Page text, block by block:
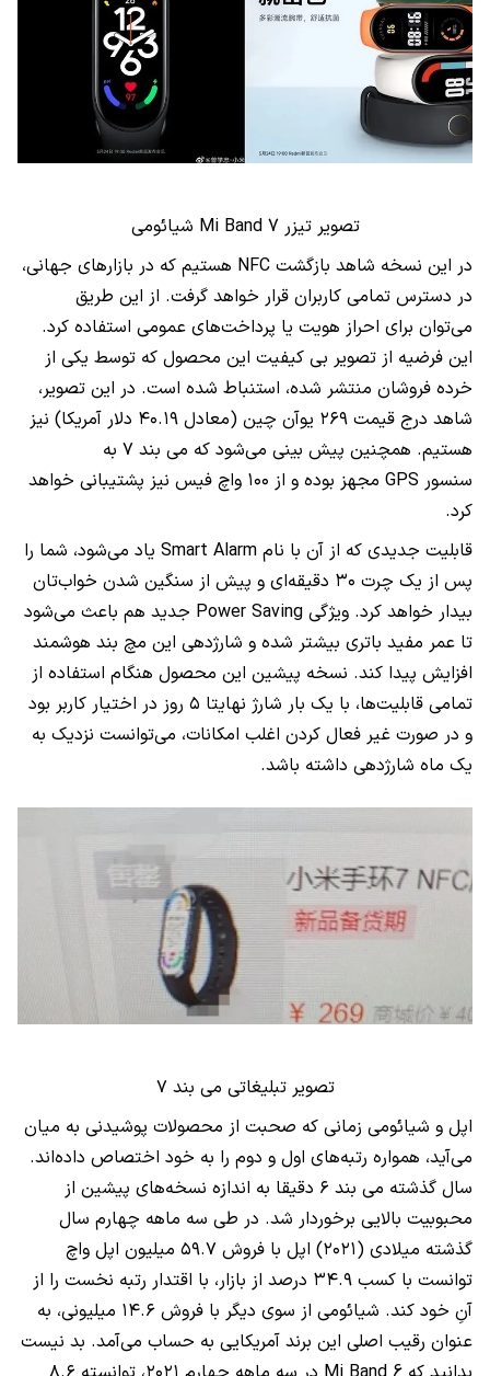
تصویر تیزرMi Band 7 شیائومی
در این نسخه شاهد بازگشت NFC هستیم که در بازارهای جهانی،
در دسترس تمامی کاربران قرار خواهد گرفت. از این طریق
می‌توان برای احراز هویت یا پرداخت‌های عمومی استفاده کرد.
این فرضیه از تصویر بی کیفیت این محصول که توسط یکی از
خرده فروشان منتشر شده، استنباط شده است. در این تصویر،
شاهد درج قیمت ۲۶۹ یوآن چین (معادل ۴۰.۱۹ دلار آمریکا) نیز
هستیم. همچنین پیش بینی می‌شود که می بند ۷ به
سنسور GPS
مجهز بوده و از ۱۰۰ واچ فیس نیز پشتیبانی خواهد
کرد.
قابلیت جدیدی که از آن با نام Smart Alarm یاد می‌شود، شما را
پس از یک چرت ۳۰ دقیقه‌ای و پیش از سنگین شدن خواب‌تان
بیدار خواهد کرد. ویژگی Power Saving جدید هم باعث می‌شود
تا عمر مفید باتری بیشتر شده و شارژدهی این مچ بند هوشمند
افزایش پیدا کند. نسخه پیشین این محصول هنگام استفاده از
تمامی قابلیت‌ها، با یک بار شارژ نهایتا ۵ روز در اختیار کاربر بود
و در صورت غیر فعال کردن اغلب امکانات، می‌توانست نزدیک به
یک ماه شارژدهی داشته باشد.
تصویر تبلیغاتی می بند ۷
اپل و شیائومی زمانی که صحبت از محصولات پوشیدنی به میان
می‌آید، همواره رتبه‌های اول و دوم را به خود اختصاص داده‌اند.
سال گذشته می بند ۶ دقیقا به اندازه نسخه‌های پیشین از
محبوبیت بالایی برخوردار شد. در طی سه ماهه چهارم سال
گذشته میلادی (۲۰۲۱) اپل با فروش ۵۹.۷ میلیون اپل واچ
توانست با کسب ۳۴.۹ درصد از بازار، با اقتدار رتبه نخست را از
آنِ خود کند. شیائومی از سوی دیگر با فروش ۱۴.۶ میلیونی، به
عنوان رقیب اصلی این برند آمریکایی به حساب می‌آمد. بد نیست